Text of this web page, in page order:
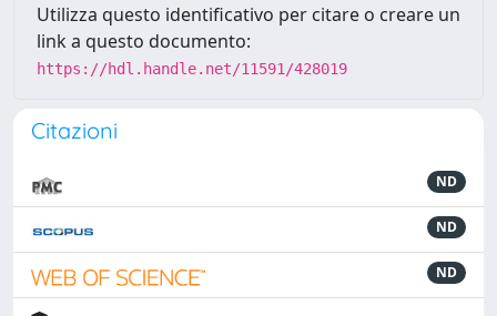
Utilizza questo identificativo per citare o creare un
link a questo documento:
https://hdl.handle.net/11591/428019
Citazioni
ND
ND
ND